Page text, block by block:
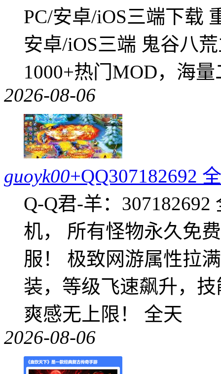
PC/安卓/iOS三端下载
安卓/iOS三端 鬼谷八
1000+热门MOD，海
2026-08-06
guoyk00+QQ307182692
Q-Q君-羊：
机， 所有怪物永久免
服！ 极致网游属性拉
装，等级飞速飙升，
爽感无上限！ 全天
2026-08-06